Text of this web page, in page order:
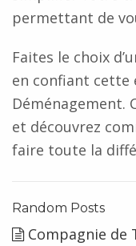
permettant de
Faites le choix
en confiant
Déménagement.
et découvrez
faire toute la
Random Posts
Compagnie de